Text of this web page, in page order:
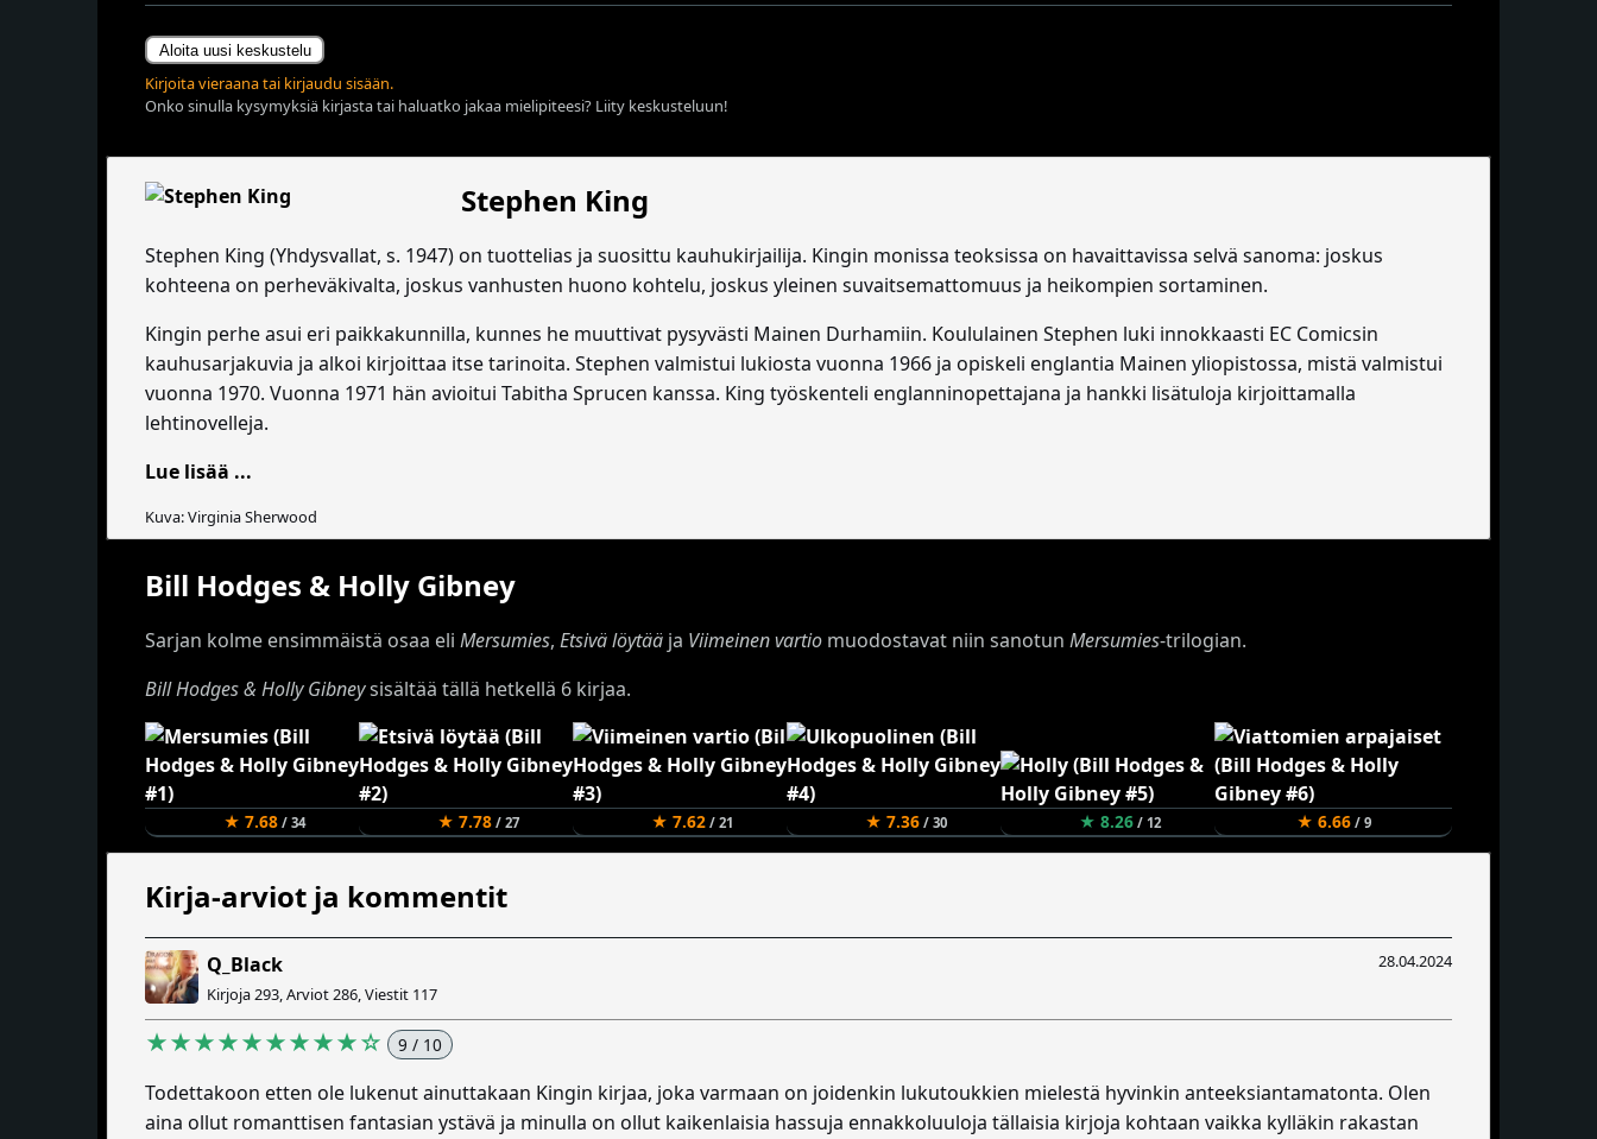
Aloita uusi keskustelu
Kirjoita vieraana tai kirjaudu sisään.
Onko sinulla kysymyksiä kirjasta tai haluatko jakaa mielipiteesi? Liity keskusteluun!
Stephen King
Stephen King (Yhdysvallat, s. 1947) on tuottelias ja suosittu kauhukirjailija. Kingin monissa teoksissa on havaittavissa selvä sanoma: joskus
kohteena on perheväkivalta, joskus vanhusten huono kohtelu, joskus yleinen suvaitsemattomuus ja heikompien sortaminen.
Kingin perhe asui eri paikkakunnilla, kunnes he muuttivat pysyvästi Mainen Durhamiin. Koululainen Stephen luki innokkaasti EC Comicsin
kauhusarjakuvia ja alkoi kirjoittaa itse tarinoita. Stephen valmistui lukiosta vuonna 1966 ja opiskeli englantia Mainen yliopistossa, mistä valmistui
vuonna 1970. Vuonna 1971 hän avioitui Tabitha Sprucen kanssa. King työskenteli englanninopettajana ja hankki lisätuloja kirjoittamalla
lehtinovelleja.
Lue lisää ...
Kuva: Virginia Sherwood
Bill Hodges & Holly Gibney
Sarjan kolme ensimmäistä osaa eli Mersumies, Etsivä löytää ja Viimeinen vartio muodostavat niin sanotun Mersumies-trilogian.
Bill Hodges & Holly Gibneysisältää tällä hetkellä 6 kirjaa.
★ 7.68/ 34 ★ 7.78/ 27 ★ 7.62/ 21 ★ 7.36/ 30 ★ 8.26/ 12 ★ 6.66/ 9
Kirja-arviot ja kommentit
28.04.2024
Q_Black
Kirjoja 293, Arviot 286, Viestit 117
★★★★★★★★★☆ 9 / 10
Todettakoon etten ole lukenut ainuttakaan Kingin kirjaa, joka varmaan on joidenkin lukutoukkien mielestä hyvinkin anteeksiantamatonta. Olen
aina ollut romanttisen fantasian ystävä ja minulla on ollut kaikenlaisia hassuja ennakkoluuloja tällaisia kirjoja kohtaan vaikka kylläkin rakastan